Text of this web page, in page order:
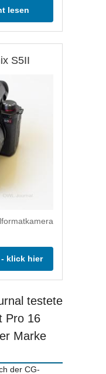
lesen
S5II
klick hier
testete
Pro 16
Marke
der CG-